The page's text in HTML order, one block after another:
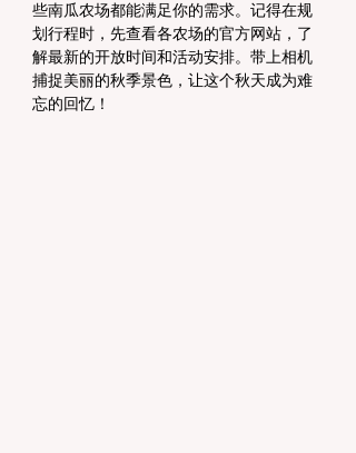
些南瓜农场都能满足你的需求。记得在规
划行程时，先查看各农场的官方网站，了
解最新的开放时间和活动安排。带上相机
捕捉美丽的秋季景色，让这个秋天成为难
忘的回忆！